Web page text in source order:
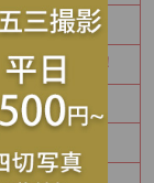
ちゃいます！
した☺